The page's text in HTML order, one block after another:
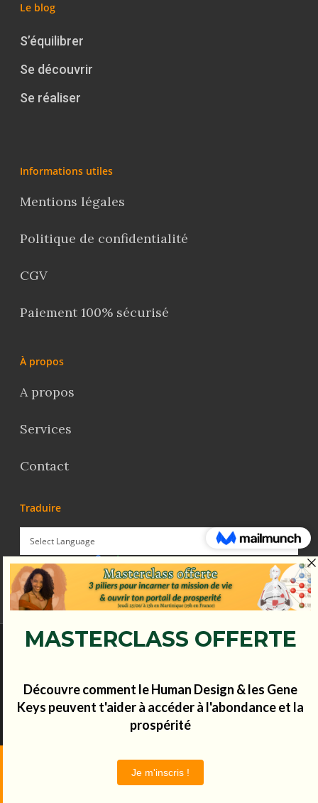
Le blog
S’équilibrer
Se découvrir
Se réaliser
Informations utiles
Mentions légales
Politique de confidentialité
CGV
Paiement 100% sécurisé
À propos
A propos
Services
Contact
Traduire
Powered by Translate